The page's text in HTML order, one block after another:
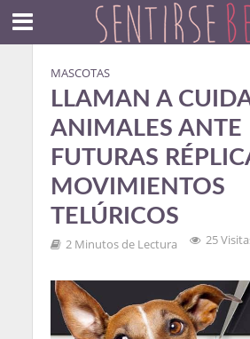
MASCOTAS
LLAMAN A
ANIMALES ANTE
FUTURAS
MOVIMIENTOS
TELÚRICOS
2 Minutos de Lectura 25